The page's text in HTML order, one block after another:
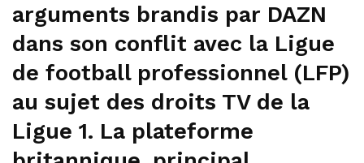
arguments brandis par DAZN
dans son conflit avec la Ligue
de football professionnel (LFP)
au sujet des droits TV de la
Ligue 1. La plateforme